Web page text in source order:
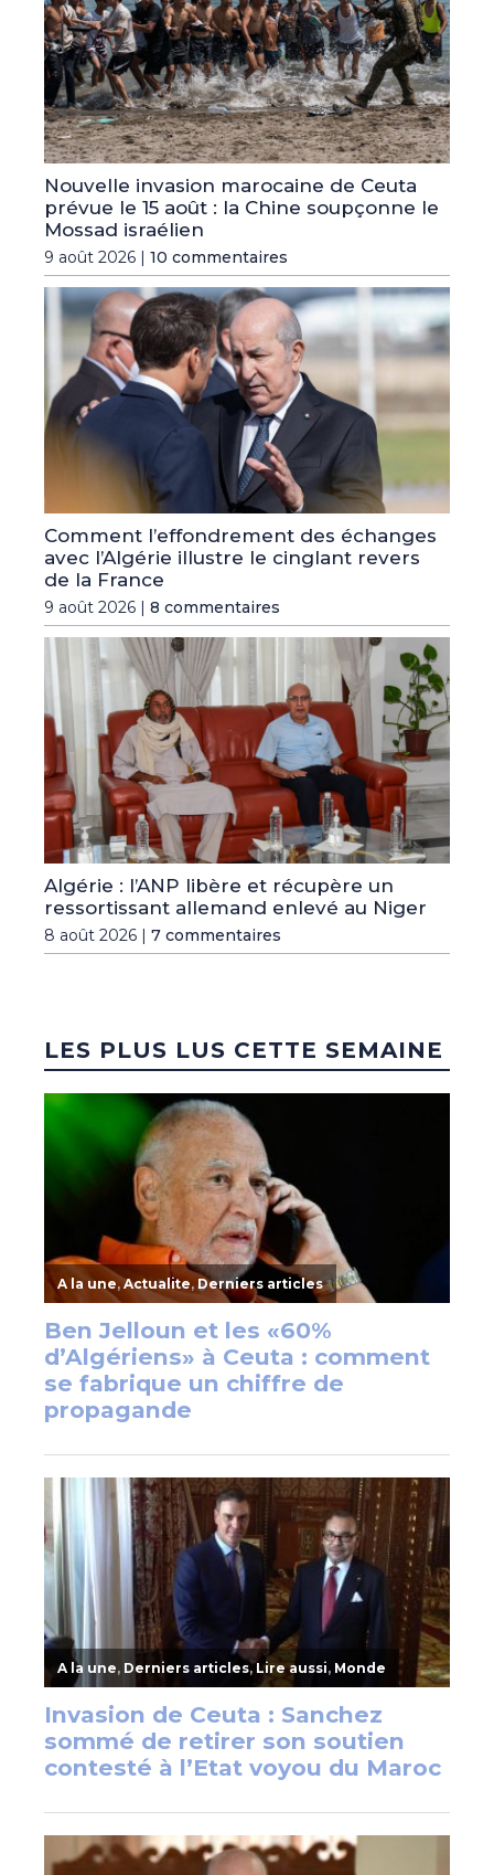
Nouvelle invasion marocaine de Ceuta
prévue le 15 août : la Chine soupçonne le
Mossad israélien
9 août 2026 | 10 commentaires
Comment l’effondrement des échanges
avec l’Algérie illustre le cinglant revers
de la France
9 août 2026 | 8 commentaires
Algérie : l’ANP libère et récupère un
ressortissant allemand enlevé au Niger
8 août 2026 | 7 commentaires
LES PLUS LUS CETTE SEMAINE